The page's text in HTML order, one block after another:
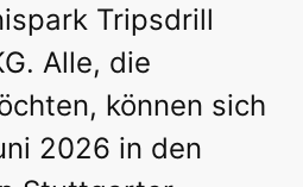
Tripsdrill
Alle, die
können sich
2026 in den